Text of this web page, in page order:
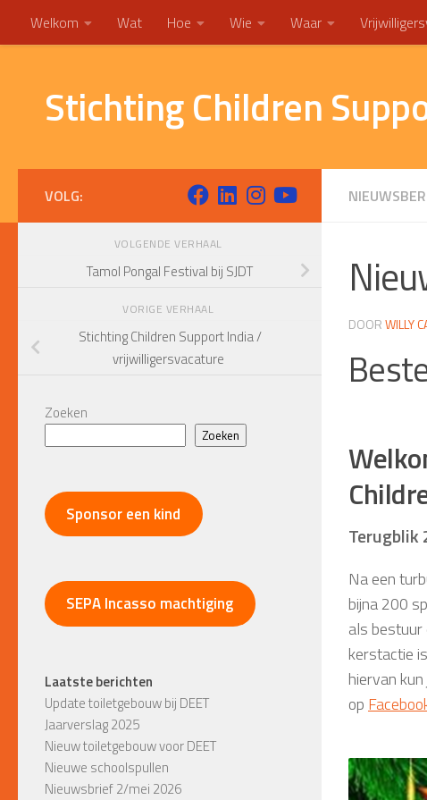
Doorgaan naar inhoud
Welkom Wat Hoe Wie Waar
Stichting Children
DOORWILLY
Terugblik
Na een
bijna 200
als bestuur
kerstactie
hiervan
op
VOLG:
VOLGENDE VERHAAL
Tamol Pongal Festival bij SJDT
VORIGE VERHAAL
Stichting Children Support India /
vrijwilligersvacature
Zoeken
Zoeken
Sponsor een kind
SEPA Incasso machtiging
Laatste berichten
Update toiletgebouw bij DEET
Jaarverslag 2025
Nieuw toiletgebouw voor DEET
Nieuwe schoolspullen
Nieuwsbrief 2/mei 2026